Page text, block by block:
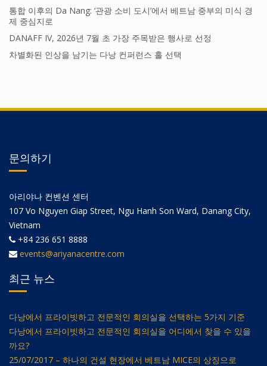
통합 이후의 Da Nang: ‘관광 소비 도시’에서 베트남 중부의 미식 경
제 중심지로
DANAFF IV, 2026년 7월 초 가장 주목받은 행사로 선정
차별화된 인상을 남기는 다낭 컨퍼런스 홀 선택
문의하기
아리야나 컨벤션 센터
107 Vo Nguyen Giap Street, Ngu Hanh Son Ward, Danang City,
Vietnam
+84 236 651 8888
events@ariyanacentre.com
최근 뉴스
다낭에서 프라이빗하고 전문적인 회의실을 선택하는 5가지 기준
다낭에서 프라이빗하고 전문적인 회의실을 어디에서 찾을 수 있을
까요?
25/07/2017 – 하나의 건설 현장에서 베트남 MICE의 상징으로